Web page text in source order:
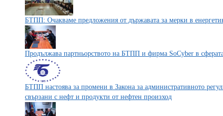
БТПП: Очакваме предложения от държавата за мерки в
Продължава партньорството на БТПП и фирма SoCyber в
БТПП настоява за промени в Закона за административното
свързани с нефт и продукти от нефтен произход